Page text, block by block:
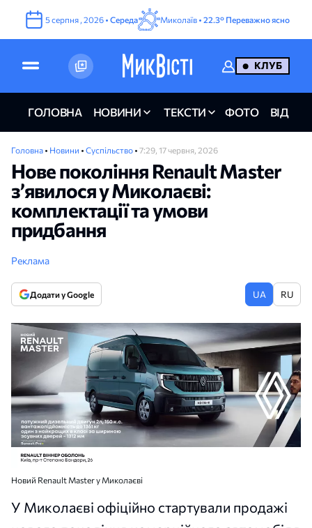
5серпня , 2026 • Середа Миколаїв • 22.3° Переважно ясно
КЛУБ
ГОЛОВНА НОВИНИ ТЕКСТИ ФОТО ВІДЕО
Головна • Новини • Суспільство • 7:29, 17 червня, 2026
Нове покоління Renault Master
з’явилося у Миколаєві:
комплектації та умови
придбання
Реклама
Додати у Google UA RU
Новий Renault Master у Миколаєві
У Миколаєві офіційно стартували продажі